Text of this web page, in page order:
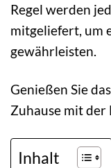
Regel werden
mitgeliefert, um
gewährleisten.
Genießen Sie
Zuhause mit der
Inhalt